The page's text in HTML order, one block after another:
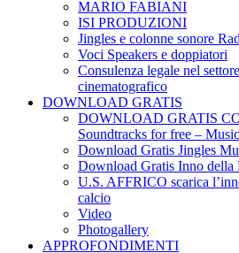
MARIO FABIANI
ISI PRODUZIONI
Jingles e colonne sonore
Voci Speakers e doppiatori
Consulenza legale nel
cinematografico
DOWNLOAD GRATIS
DOWNLOAD GRATIS
Soundtracks for free –
Download Gratis Jingles
Download Gratis Inno della
U.S. AFFRICO scarica
calcio
Video
Photogallery
APPROFONDIMENTI